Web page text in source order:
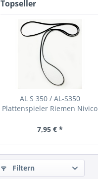
Topseller
AL S 350 / AL-S350
Plattenspieler Riemen Nivico
7,95 € *
Filtern